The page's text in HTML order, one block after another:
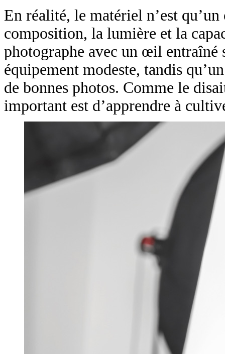
En réalité, le matériel n’est
composition, la lumière et la
photographe avec un œil entraîné
équipement modeste, tandis
de bonnes photos. Comme le
important est d’apprendre à